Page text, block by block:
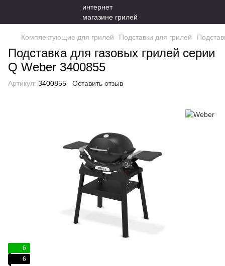
Комплектующие для грилей Подставки для грилей
Подставка для газовых грилей серии
Q Weber 3400855
Артикул: 3400855 Оставить отзыв
6
6